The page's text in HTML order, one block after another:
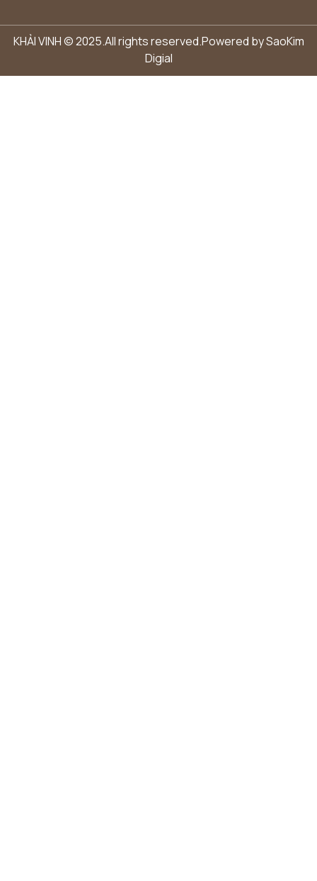
KHẢI VINH © 2025.All rights reserved.Powered bySaoKim
Digial